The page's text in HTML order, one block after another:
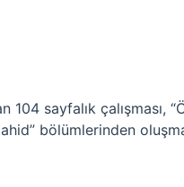
sayfalık çalışması,
bölümlerinden